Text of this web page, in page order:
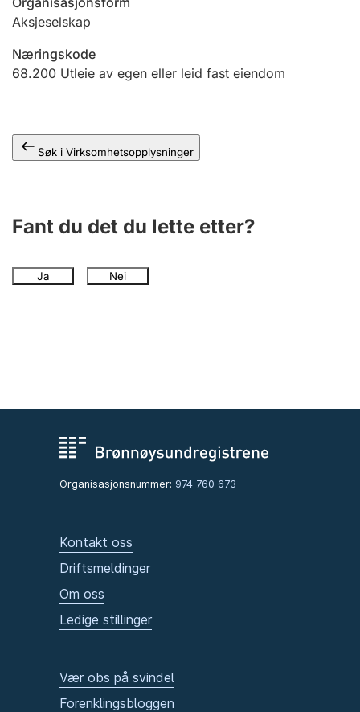
Aksjeselskap
Næringskode
68.200 Utleie av egen eller leid fast eiendom
Søk i Virksomhetsopplysninger
Fant du det du lette etter?
Ja Nei
Organisasjonsnummer: 974 760 673
Kontakt oss
Driftsmeldinger
Om oss
Ledige stillinger
Vær obs på svindel
Forenklingsbloggen